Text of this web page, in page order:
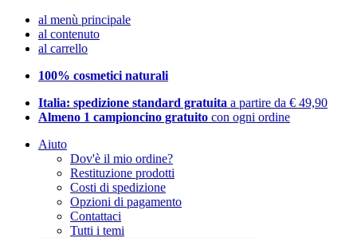
al menù principale
al contenuto
al carrello
100% cosmetici naturali
Italia: spedizione standard gratuita a partire da € 49,90
Almeno 1 campioncino gratuito con ogni ordine
Aiuto
Dov'è il mio ordine?
Restituzione prodotti
Costi di spedizione
Opzioni di pagamento
Contattaci
Tutti i temi